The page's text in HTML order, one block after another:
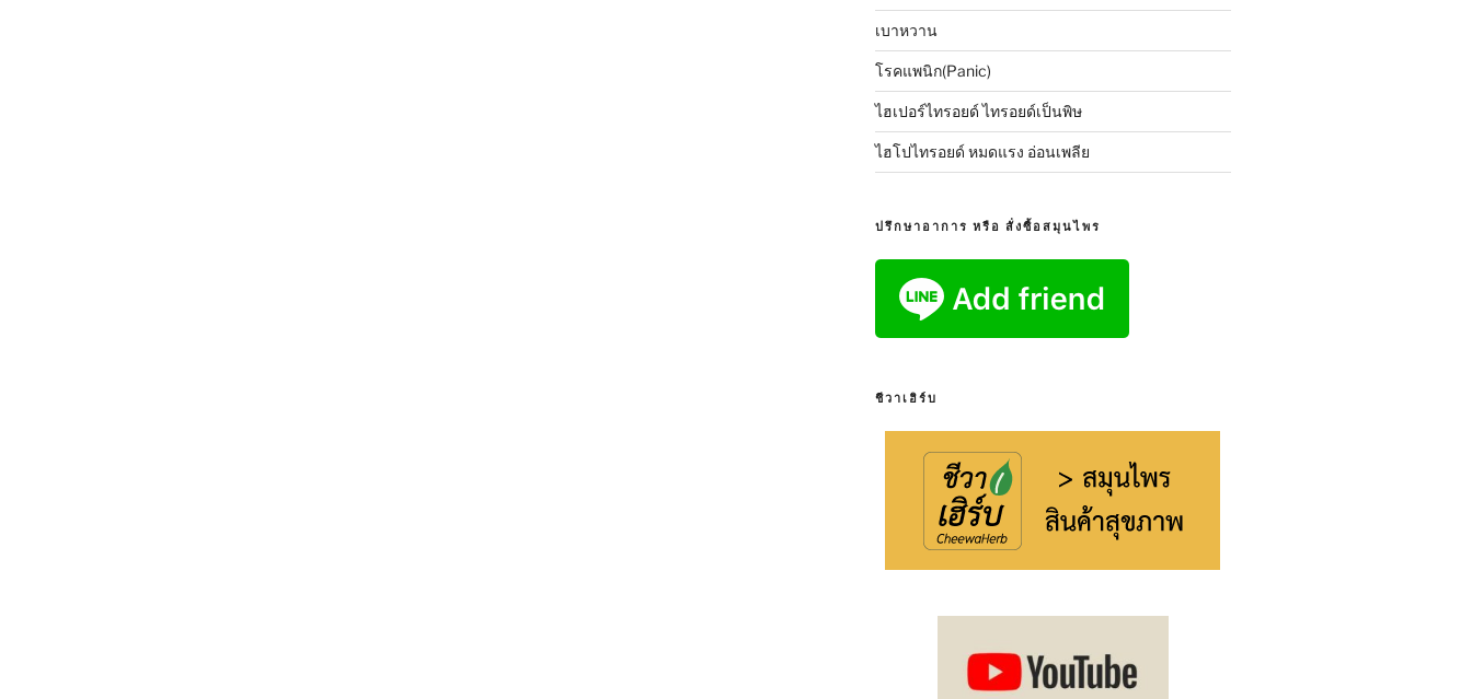
เบาหวาน
โรคแพนิก(Panic)
ไฮเปอร์ไทรอยด์ ไทรอยด์เป็นพิษ
ไฮโปไทรอยด์ หมดแรง อ่อนเพลีย
ปรึกษาอาการ หรือ สั่งซื้อสมุนไพร
ชีวาเฮิร์บ